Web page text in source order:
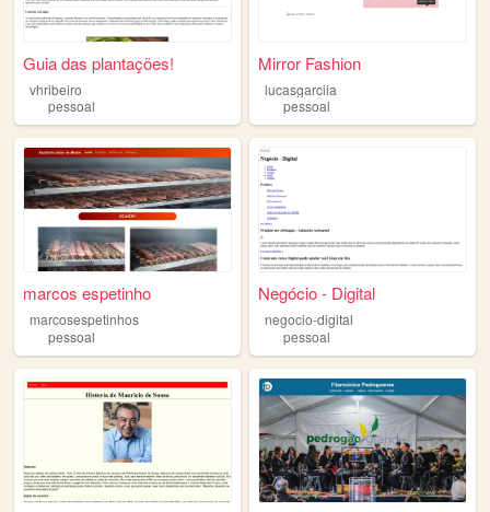
Guia das plantações!
vhribeiro
pessoal
Mirror Fashion
lucasgarciia
pessoal
marcos espetinho
marcosespetinhos
pessoal
Negócio - Digital
negocio-digital
pessoal